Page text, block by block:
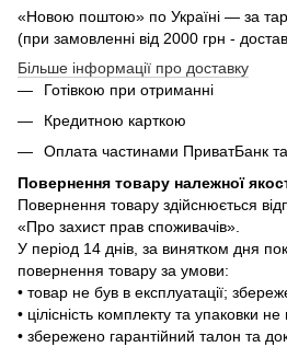
«Новою поштою» по Україні — за
(при замовленні від 2000 грн -
Більше інформації про доставку
Готівкою при отриманні
Кредитною карткою
Оплата частинами ПриватБанк
Повернення товару належної
Повернення товару здійснюється
«Про захист прав споживачів».
У період 14 днів, за винятком дня
повернення товару за умови:
• товар не був в експлуатації;
• цілісність комплекту та упаковки
• збережено гарантійний талон та